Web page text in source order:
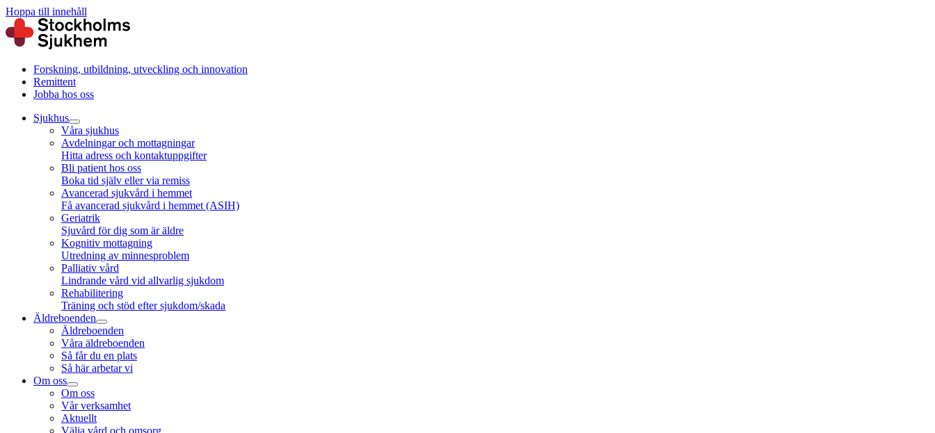
Hoppa till innehåll
Forskning, utbildning, utveckling och innovation
Remittent
Jobba hos oss
Sjukhus
Våra sjukhus
Avdelningar och mottagningar
Hitta adress och kontaktuppgifter
Bli patient hos oss
Boka tid själv eller via remiss
Avancerad sjukvård i hemmet
Få avancerad sjukvård i hemmet (ASIH)
Geriatrik
Sjuvård för dig som är äldre
Kognitiv mottagning
Utredning av minnesproblem
Palliativ vård
Lindrande vård vid allvarlig sjukdom
Rehabilitering
Träning och stöd efter sjukdom/skada
Äldreboenden
Äldreboenden
Våra äldreboenden
Så får du en plats
Så här arbetar vi
Om oss
Om oss
Vår verksamhet
Aktuellt
Välja vård och omsorg